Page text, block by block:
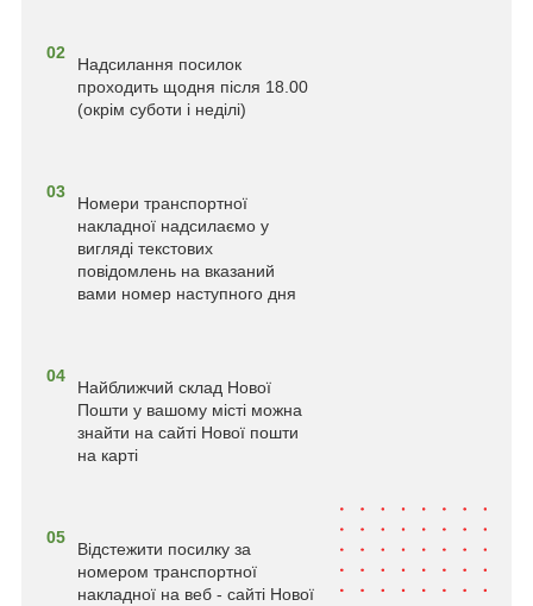
02
Надсилання посилок
проходить щодня після 18.00
(окрім суботи і неділі)
03
Номери транспортної
накладної надсилаємо у
вигляді текстових
повідомлень на вказаний
вами номер наступного дня
04
Найближчий склад Нової
Пошти у вашому місті можна
знайти на сайті Нової пошти
на карті
05
Відстежити посилку за
номером транспортної
накладної на веб - сайті Нової